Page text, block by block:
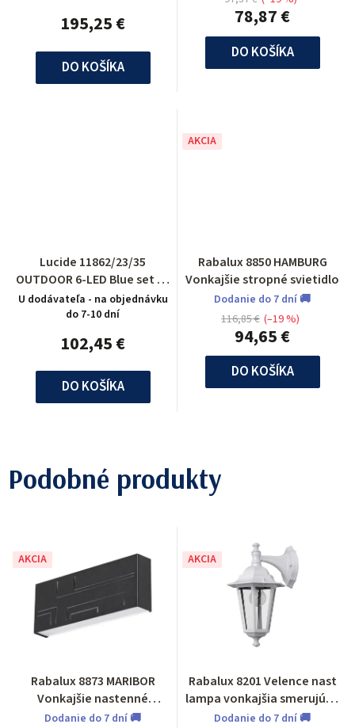
195,25 €
DO KOŠÍKA
78,87 €
DO KOŠÍKA
Lucide 11862/23/35
OUTDOOR 6-LED Blue set 3x
spot built in round D6,5
U dodávateľa - na objednávku
do 7-10 dní
102,45 €
DO KOŠÍKA
AKCIA
Rabalux 8850 HAMBURG
Vonkajšie stropné svietidlo
Dodanie do 7 dní 🚚
94,65 €
116,85 € (–19 %)
DO KOŠÍKA
Podobné produkty
AKCIA
Rabalux 8873 MARIBOR
Vonkajšie nastenné
svietidlo
Dodanie do 7 dní 🚚
AKCIA
Rabalux 8201 Velence nast
lampa vonkajšia smerujúca
nadol
Dodanie do 7 dní 🚚